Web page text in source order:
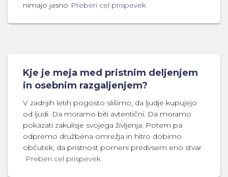
nimajo jasno Preberi cel prispevek
Kje je meja med pristnim deljenjem
in osebnim razgaljenjem?
V zadnjih letih pogosto slišimo, da ljudje kupujejo
od ljudi. Da moramo biti avtentični. Da moramo
pokazati zakulisje svojega življenja. Potem pa
odpremo družbena omrežja in hitro dobimo
občutek, da pristnost pomeni predvsem eno stvar
Preberi cel prispevek